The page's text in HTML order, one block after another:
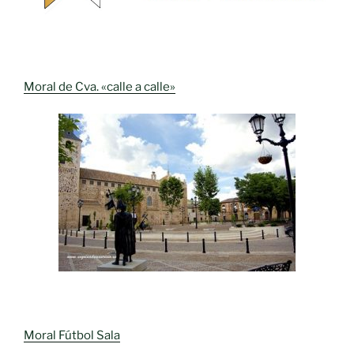
Moral de Cva. «calle a calle»
Moral Fútbol Sala